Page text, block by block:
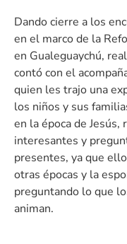
Dando cierre a los
en el marco de la
en Gualeguaychú,
contó con el
quien les trajo una
los niños y sus
en la época de
interesantes y
presentes, ya que
otras épocas y la
preguntando lo que
animan.